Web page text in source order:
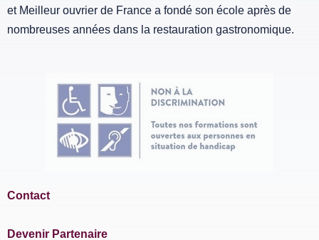
et Meilleur ouvrier de France a fondé son école après de
nombreuses années dans la restauration gastronomique.
Contact
Devenir Partenaire